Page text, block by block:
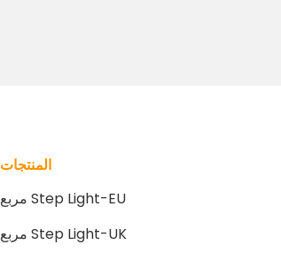
المنتجات
مربع Step Light-EU
مربع Step Light-UK